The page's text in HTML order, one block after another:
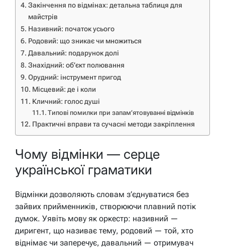
Закінчення по відмінах: детальна таблиця для
майстрів
Називний: початок усього
Родовий: що зникає чи множиться
Давальний: подарунок долі
Знахідний: об’єкт полювання
Орудний: інструмент пригод
Місцевий: де і коли
Кличний: голос душі
Типові помилки при запам’ятовуванні відмінків
Практичні вправи та сучасні методи закріплення
Чому відмінки — серце
української граматики
Відмінки дозволяють словам з’єднуватися без
зайвих прийменників, створюючи плавний потік
думок. Уявіть мову як оркестр: називний —
диригент, що називає тему, родовий — той, хто
віднімає чи заперечує, давальний — отримувач